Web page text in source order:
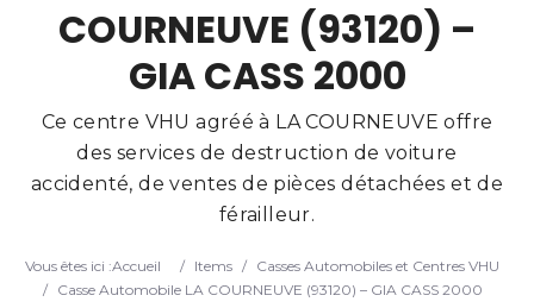
COURNEUVE (93120) –
GIA CASS 2000
Ce centre VHU agréé à LA COURNEUVE offre
des services de destruction de voiture
accidenté, de ventes de pièces détachées et de
férailleur.
Vous êtes ici :Accueil / Items / Casses Automobiles et Centres VHU
/
Casse Automobile LA COURNEUVE (93120) – GIA CASS 2000